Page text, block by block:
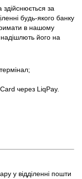
за
будь-якого банку
в нашому
надішлють його на
через LiqPay.
у відділенні пошти